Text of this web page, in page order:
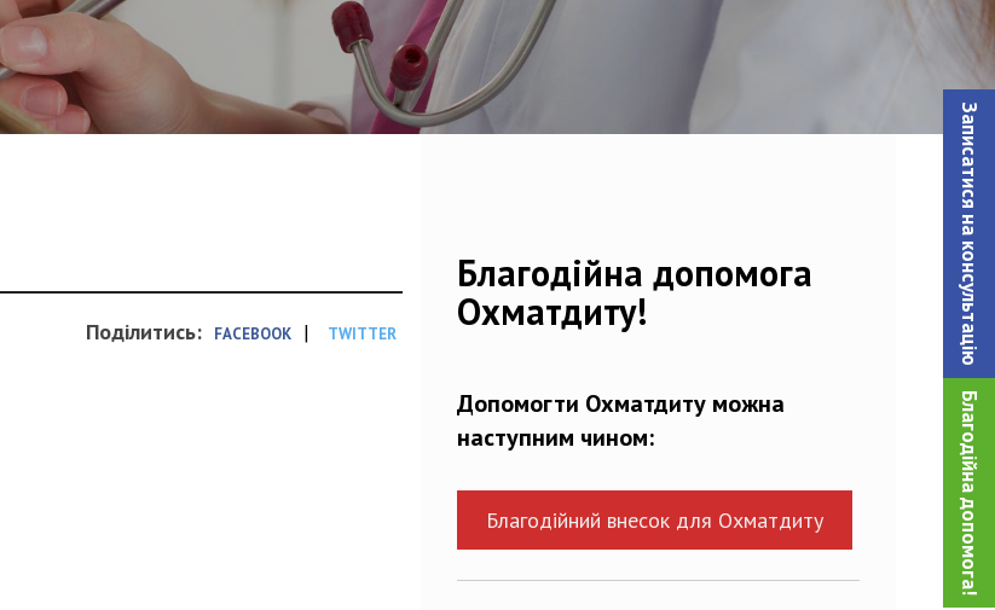
Записатися на консультацiю
Благодійна допомога!
Поділитись: FACEBOOK | TWITTER
Благодійна допомога
Охматдиту!
Допомогти Охматдиту можна
наступним чином:
Благодійний внесок для Охматдиту